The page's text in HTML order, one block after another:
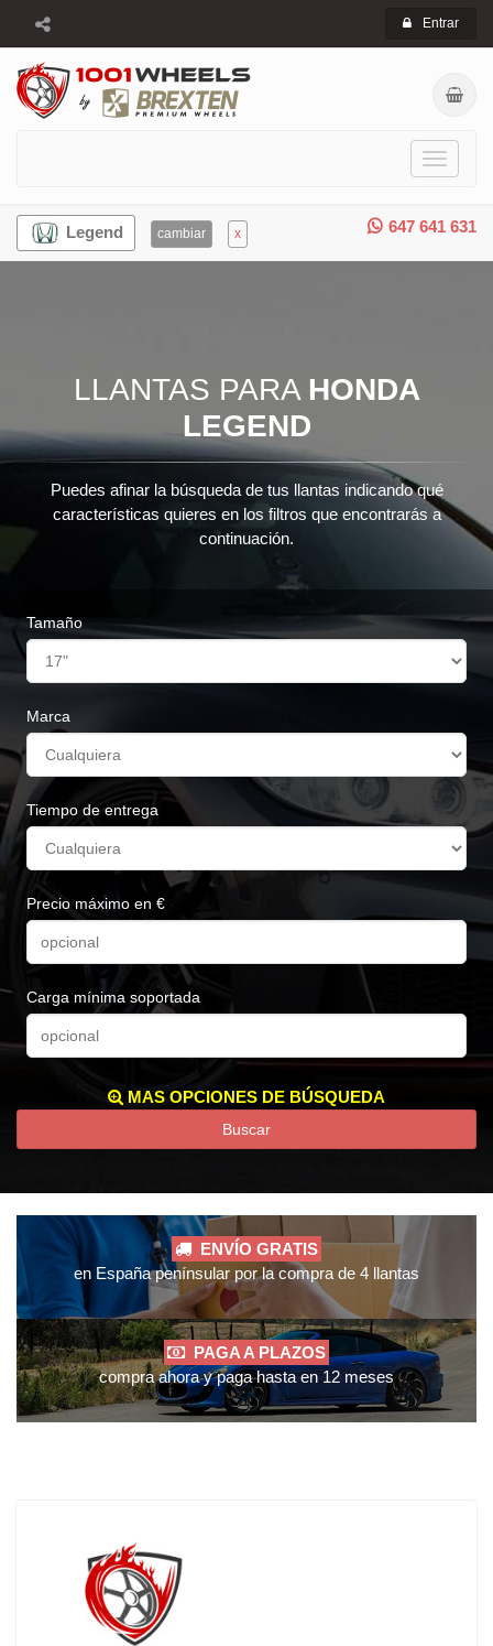
Entrar
Toggle
647 641 631
Legend cambiar x
LLANTAS PARA HONDA
LEGEND
Puedes afinar la búsqueda de tus llantas indicando qué
características quieres en los filtros que encontrarás a
continuación.
Tamaño
Marca
Tiempo de entrega
Precio máximo en €
Carga mínima soportada
MAS OPCIONES DE BÚSQUEDA
Buscar
ENVÍO GRATIS
en España penínsular por la compra de 4 llantas
PAGA A PLAZOS
compra ahora y paga hasta en 12 meses